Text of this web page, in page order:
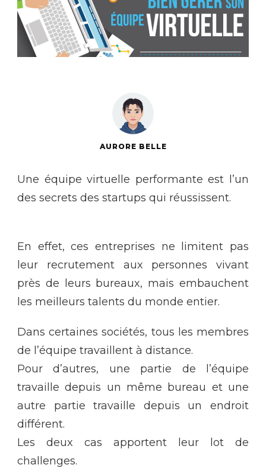
AURORE BELLE
Une équipe virtuelle performante est l’un
des secrets des startups qui réussissent.
En effet, ces entreprises ne limitent pas
leur recrutement aux personnes vivant
près de leurs bureaux, mais embauchent
les meilleurs talents du monde entier.
Dans certaines sociétés, tous les membres
de l’équipe travaillent à distance.
Pour d’autres, une partie de l’équipe
travaille depuis un même bureau et une
autre partie travaille depuis un endroit
différent.
Les deux cas apportent leur lot de
challenges.